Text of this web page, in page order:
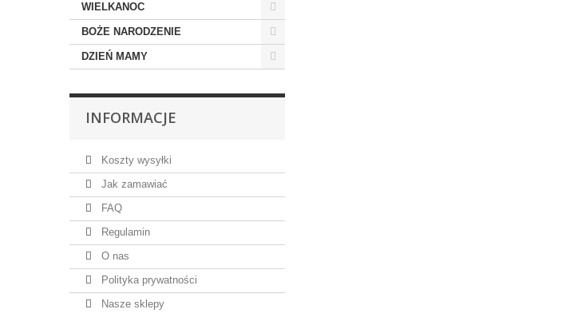
WIELKANOC
BOŻE NARODZENIE
DZIEŃ MAMY
INFORMACJE
Koszty wysyłki
Jak zamawiać
FAQ
Regulamin
O nas
Polityka prywatności
Nasze sklepy